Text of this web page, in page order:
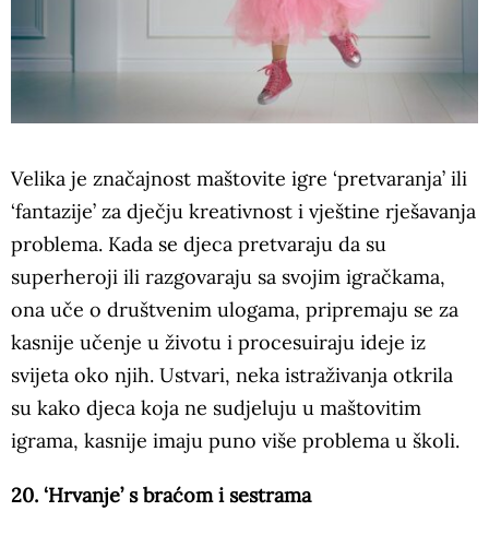
Velika je značajnost maštovite igre ‘pretvaranja’ ili
‘fantazije’ za dječju kreativnost i vještine rješavanja
problema. Kada se djeca pretvaraju da su
superheroji ili razgovaraju sa svojim igračkama,
ona uče o društvenim ulogama, pripremaju se za
kasnije učenje u životu i procesuiraju ideje iz
svijeta oko njih. Ustvari, neka istraživanja otkrila
su kako djeca koja ne sudjeluju u maštovitim
igrama, kasnije imaju puno više problema u školi.
20. ‘Hrvanje’ s braćom i sestrama